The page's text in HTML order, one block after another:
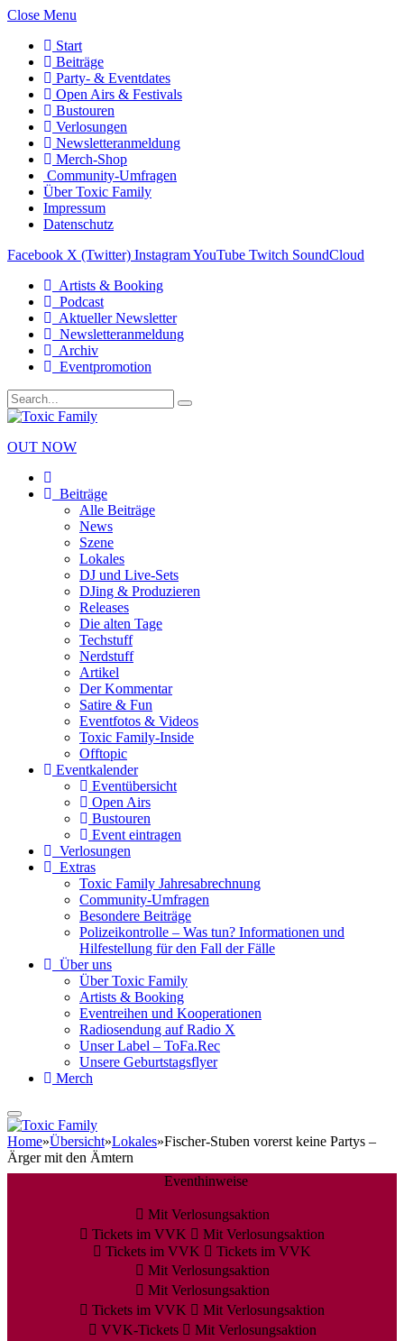
Close Menu
Start
Beiträge
Party- & Eventdates
Open Airs & Festivals
Bustouren
Verlosungen
Newsletteranmeldung
Merch-Shop
Community-Umfragen
Über Toxic Family
Impressum
Datenschutz
Facebook X (Twitter) InstagramYouTube Twitch SoundCloud
Artists & Booking
Podcast
Aktueller Newsletter
Newsletteranmeldung
Archiv
Eventpromotion
OUT NOW
Beiträge
Alle Beiträge
News
Szene
Lokales
DJ und Live-Sets
DJing & Produzieren
Releases
Die alten Tage
Techstuff
Nerdstuff
Artikel
Der Kommentar
Satire & Fun
Eventfotos & Videos
Toxic Family-Inside
Offtopic
Eventkalender
Eventübersicht
Open Airs
Bustouren
Event eintragen
Verlosungen
Extras
Toxic Family Jahresabrechnung
Community-Umfragen
Besondere Beiträge
Polizeikontrolle – Was tun? Informationen und
Hilfestellung für den Fall der Fälle
Über uns
Über Toxic Family
Artists & Booking
Eventreihen und Kooperationen
Radiosendung auf Radio X
Unser Label – ToFa.Rec
Unsere Geburtstagsflyer
Merch
Home»Übersicht»Lokales»Fischer-Stuben vorerst keine Partys –
Ärger mit den Ämtern
Eventhinweise
Mit Verlosungsaktion
Tickets im VVK
Mit Verlosungsaktion
Tickets im VVK
Tickets im VVK
Mit Verlosungsaktion
Mit Verlosungsaktion
Tickets im VVK
Mit Verlosungsaktion
VVK-Tickets
Mit Verlosungsaktion